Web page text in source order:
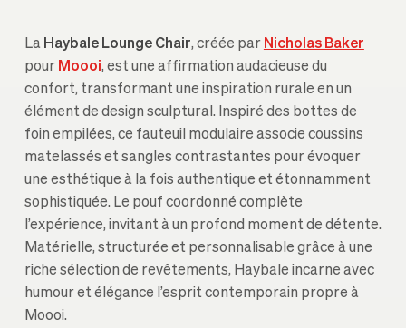
La Haybale Lounge Chair, créée par Nicholas Baker
pour Moooi, est une affirmation audacieuse du
confort, transformant une inspiration rurale en un
élément de design sculptural. Inspiré des bottes de
foin empilées, ce fauteuil modulaire associe coussins
matelassés et sangles contrastantes pour évoquer
une esthétique à la fois authentique et étonnamment
sophistiquée. Le pouf coordonné complète
l’expérience, invitant à un profond moment de détente.
Matérielle, structurée et personnalisable grâce à une
riche sélection de revêtements, Haybale incarne avec
humour et élégance l’esprit contemporain propre à
Moooi.